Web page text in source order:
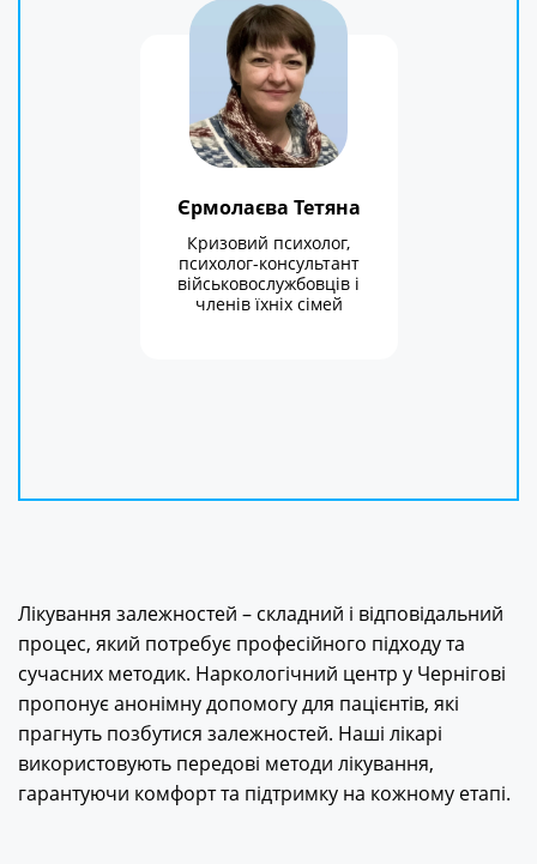
Єрмолаєва Тетяна
Кризовий психолог,
психолог-консультант
військовослужбовців і
членів їхніх сімей
Лікування залежностей – складний і відповідальний
процес, який потребує професійного підходу та
сучасних методик. Наркологічний центр у Чернігові
пропонує анонімну допомогу для пацієнтів, які
прагнуть позбутися залежностей. Наші лікарі
використовують передові методи лікування,
гарантуючи комфорт та підтримку на кожному етапі.